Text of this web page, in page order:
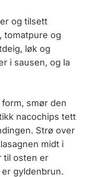
og tilsett
tomatpure og
løk og
i sausen, og la
smør den
nacochips tett
Strø over
midt i
til osten er
gyldenbrun.